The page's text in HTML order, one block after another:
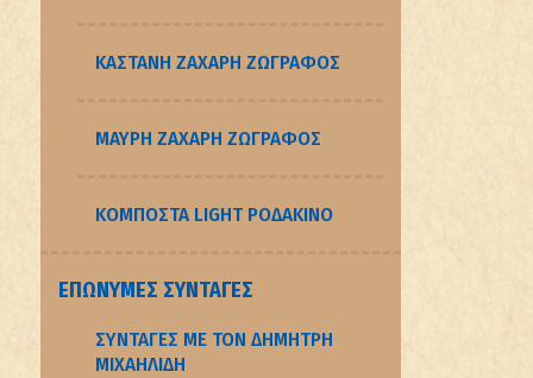
ΚΑΣΤΑΝΗ ΖΑΧΑΡΗ ΖΩΓΡΑΦΟΣ
ΜΑΥΡΗ ΖΑΧΑΡΗ ΖΩΓΡΑΦΟΣ
ΚΟΜΠΟΣΤΑ LIGHT ΡΟΔΑΚΙΝΟ
ΕΠΏΝΥΜΕΣ ΣΥΝΤΑΓΈΣ
ΣΥΝΤΑΓΈΣ ΜΕ ΤΟΝ ΔΗΜΉΤΡΗ
ΜΙΧΑΗΛΊΔΗ